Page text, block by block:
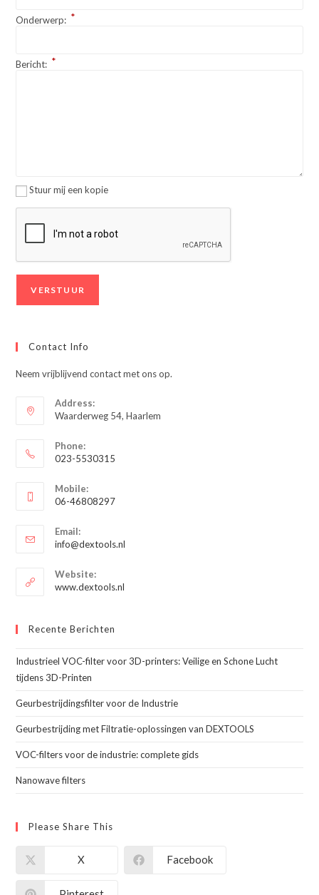
Onderwerp: *
Bericht: *
Stuur mij een kopie
Contact Info
Neem vrijblijvend contact met ons op.
Address:
Waarderweg 54, Haarlem
Phone:
023-5530315
in
je
toepassing
Mobile:
06-46808297
in
je
toepassing
Email:
info@dextools.nl
Website:
www.dextools.nl
Recente Berichten
Industrieel VOC-filter voor 3D-printers: Veilige en Schone Lucht
tijdens 3D-Printen
Geurbestrijdingsfilter voor de Industrie
Geurbestrijding met Filtratie-oplossingen van DEXTOOLS
VOC-filters voor de industrie: complete gids
Nanowave filters
Please Share This
X Facebook